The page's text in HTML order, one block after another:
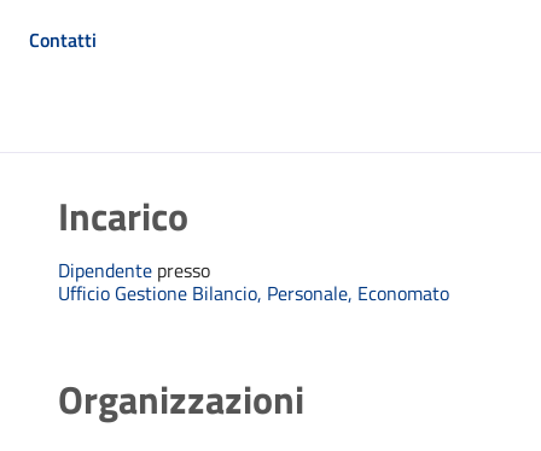
Contatti
Incarico
Dipendente presso
Ufficio Gestione Bilancio, Personale, Economato
Organizzazioni